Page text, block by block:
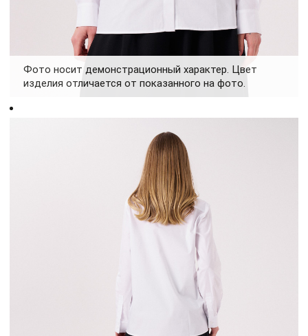
Фото носит демонстрационный характер. Цвет
изделия отличается от показанного на фото.